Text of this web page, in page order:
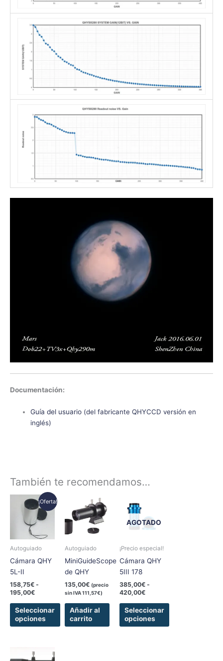
Documentación:
Guía del usuario (del fabricante QHYCCD versión en
inglés)
También te recomendamos…
¡Oferta!
Autoguiado
Cámara QHY
5L-II
158,75€ -
195,00€
Rango
de
precios:
desde
hasta
195,00€
Seleccionar
opciones
producto
tiene
múltiples
opciones
se
pueden
elegir
en
producto
Autoguiado
MiniGuideScope
de QHY
135,00€ (precio
sin IVA111,57€)
Añadir al
carrito
AGOTADO
¡Precio especial!
Cámara QHY
5III 178
385,00€ -
420,00€
desde
385,00€
420,00€
Seleccionar
opciones
producto
tiene
múltiples
opciones
se
pueden
elegir
en